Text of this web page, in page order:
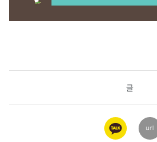
글
카카오
링크
url